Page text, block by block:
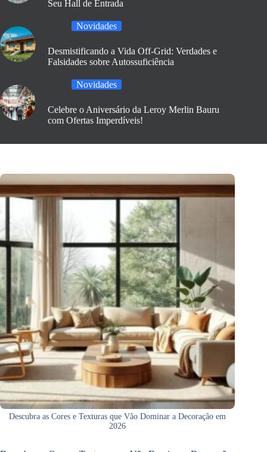
Seu Hall de Entrada
Novidades
Desmistificando a Vida Off-Grid: Verdades e
Falsidades sobre Autossuficiência
Novidades
Celebre o Aniversário da Leroy Merlin Bauru
com Ofertas Imperdíveis!
Descubra as Cores e Texturas que Vão Dominar a Decoração em
2026